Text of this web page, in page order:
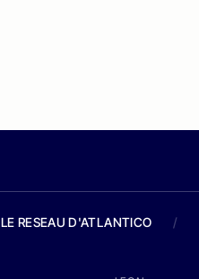
LE RESEAU D'ATLANTICO /